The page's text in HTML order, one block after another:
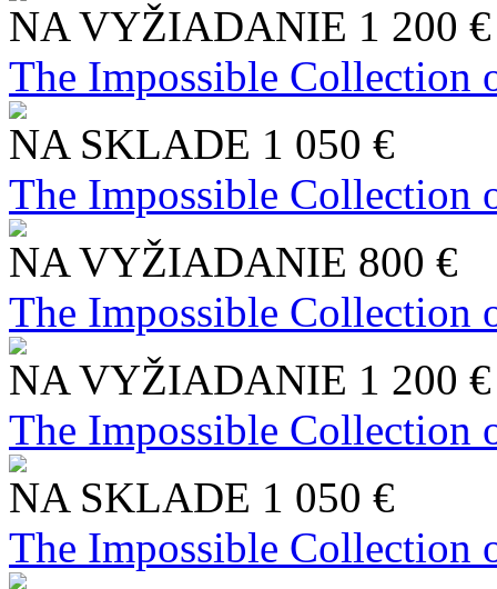
NA VYŽIADANIE 1 200 €
The Impossible Collection
NA SKLADE 1 050 €
The Impossible Collection
NA VYŽIADANIE 800 €
The Impossible Collection
NA VYŽIADANIE 1 200 €
The Impossible Collection
NA SKLADE 1 050 €
The Impossible Collection